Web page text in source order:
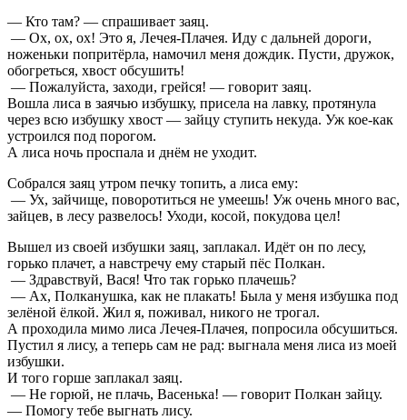
— Кто там? — спрашивает заяц.
— Ох, ох, ох! Это я, Лечея-Плачея. Иду с дальней дороги,
ноженьки попритёрла, намочил меня дождик. Пусти, дружок,
обогреться, хвост обсушить!
— Пожалуйста, заходи, грейся! — говорит заяц.
Вошла лиса в заячью избушку, присела на лавку, протянула
через всю избушку хвост — зайцу ступить некуда. Уж кое-как
устроился под порогом.
А лиса ночь проспала и днём не уходит.
Собрался заяц утром печку топить, а лиса ему:
— Ух, зайчище, поворотиться не умеешь! Уж очень много вас,
зайцев, в лесу развелось! Уходи, косой, покудова цел!
Вышел из своей избушки заяц, заплакал. Идёт он по лесу,
горько плачет, а навстречу ему старый пёс Полкан.
— Здравствуй, Вася! Что так горько плачешь?
— Ах, Полканушка, как не плакать! Была у меня избушка под
зелёной ёлкой. Жил я, поживал, никого не трогал.
А проходила мимо лиса Лечея-Плачея, попросила обсушиться.
Пустил я лису, а теперь сам не рад: выгнала меня лиса из моей
избушки.
И того горше заплакал заяц.
— Не горюй, не плачь, Васенька! — говорит Полкан зайцу.
— Помогу тебе выгнать лису.